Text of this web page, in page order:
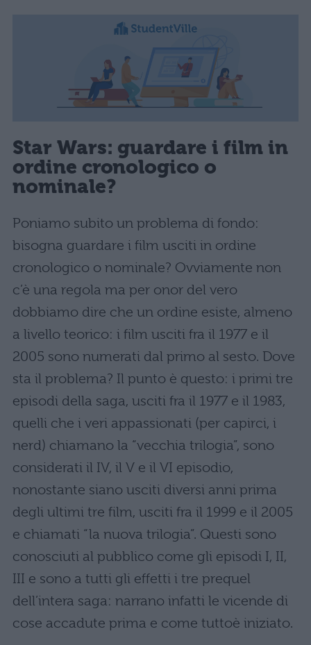
Star Wars: guardare i film in
ordine cronologico o
nominale?
Poniamo subito un problema di fondo:
bisogna guardare i film usciti in ordine
cronologico o nominale? Ovviamente non
c’è una regola ma per onor del vero
dobbiamo dire che un ordine esiste, almeno
a livello teorico: i film usciti fra il 1977 e il
2005 sono numerati dal primo al sesto. Dove
sta il problema? Il punto è questo: i primi tre
episodi della saga, usciti fra il 1977 e il 1983,
quelli che i veri appassionati (per capirci, i
nerd) chiamano la “vecchia trilogia”, sono
considerati il IV, il V e il VI episodio,
nonostante siano usciti diversi anni prima
degli ultimi tre film, usciti fra il 1999 e il 2005
e chiamati “la nuova trilogia”. Questi sono
conosciuti al pubblico come gli episodi I, II,
III e sono a tutti gli effetti i tre prequel
dell’intera saga: narrano infatti le vicende di
cose accadute prima e come tuttoè iniziato.